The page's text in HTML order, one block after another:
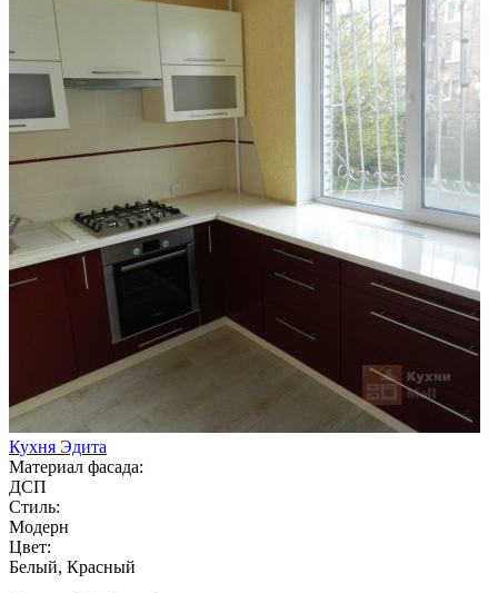
Кухня Эдита
Материал фасада:
ДСП
Стиль:
Модерн
Цвет:
Белый, Красный